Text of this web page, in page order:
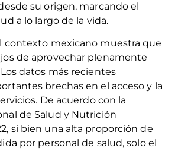
su origen, marcando el
a lo largo de la vida.
contexto mexicano muestra que
de aprovechar plenamente
datos más recientes
brechas en el acceso y la
De acuerdo con la
de Salud y Nutrición
si bien una alta proporción de
por personal de salud, solo el